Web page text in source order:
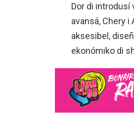
Dor di introdusí
avansá, Chery
aksesibel,
ekonómiko di